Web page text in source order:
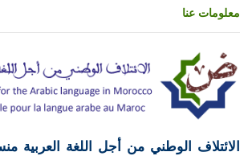
معلومات عنا
الائتلاف الوطني من أجل اللغة العربية